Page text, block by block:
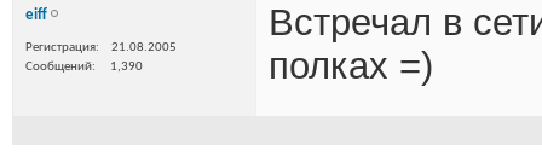
eiff
Регистрация
21.08.2005
Сообщений
1,390
Встречал в
полках =)